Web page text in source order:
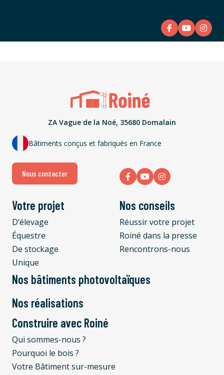
ZA Vague de la Noé, 35680 Domalain
Nous contacter
Bâtiments conçus et fabriqués en France
Votre projet
D’élevage
Équestre
De stockage
Unique
Nos bâtiments photovoltaïques
Nos réalisations
Nos conseils
Réussir votre projet
Roiné dans la presse
Rencontrons-nous
Construire avec Roiné
Qui sommes-nous ?
Pourquoi le bois ?
Votre Bâtiment sur-mesure